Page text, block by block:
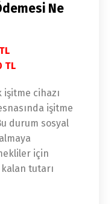
Ne
TL
işitme cihazı
işitme
durum sosyal
için
tutarı